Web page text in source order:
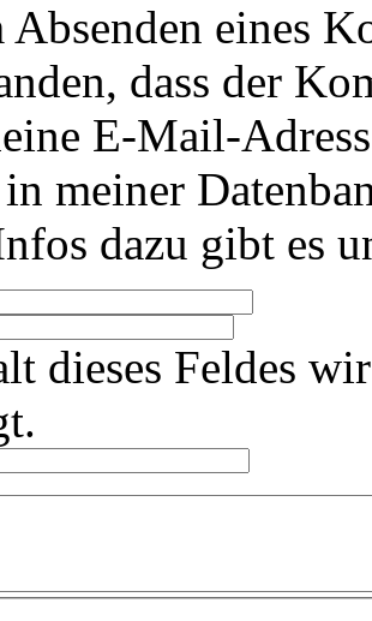
eines
dass der
E-Mail-
meiner
dazu gibt es
dieses Feldes